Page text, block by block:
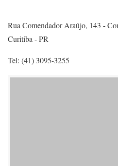
Rua Comendador Araújo, 143 -
Curitiba - PR
Tel: (41) 3095-3255